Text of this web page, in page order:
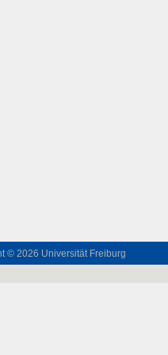
© 2026 Universität Freiburg